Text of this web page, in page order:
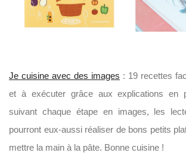
Je cuisine avec des images : 19 recettes
et à exécuter grâce aux explications en
suivant chaque étape en images, les
pourront eux-aussi réaliser de bons petits
mettre la main à la pâte. Bonne cuisine !